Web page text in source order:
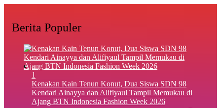
Berita Populer
1
‎Kenakan Kain Tenun Konut, Dua Siswa SDN 98
Kendari Ainayya dan Alifiyaul Tampil Memukau di
Ajang BTN Indonesia Fashion Week 2026